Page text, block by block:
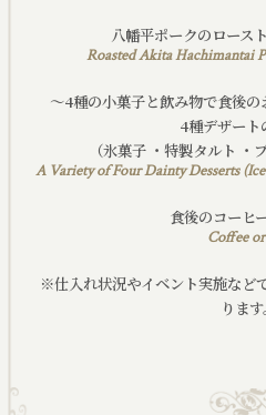
八幡平ポークのロース
Roasted Akita Hachimantai
～4種の小菓子と飲み物で食後
4種デザート
（氷菓子 ・特製タルト ・
A Variety of Four Dainty Desserts
食後のコーヒ
Coffee
※仕入れ状況やイベント実施など
ります